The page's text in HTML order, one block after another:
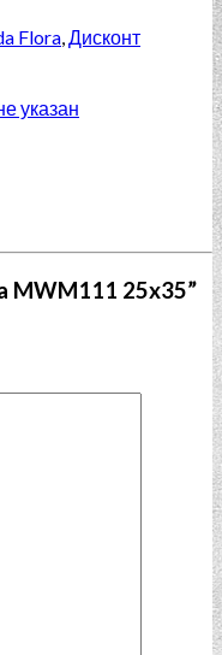
Flora,Дисконт
указан
MWM111 25x35”